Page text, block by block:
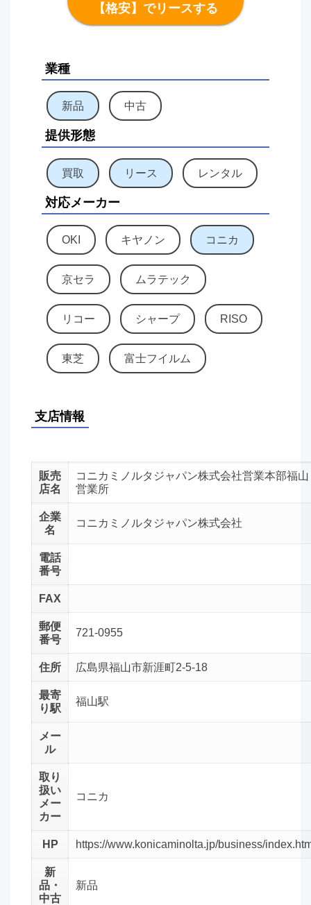
【格安】でリースする
業種
新品 中古
提供形態
買取 リース レンタル
対応メーカー
OKI キヤノン コニカ
京セラ ムラテック
リコー シャープ RISO
東芝 富士フイルム
支店情報
販売
店名
コニカミノルタジャパン株式会社営業本部福山
営業所
企業
名
コニカミノルタジャパン株式会社
電話
番号
FAX
郵便
番号
721-0955
住所 広島県福山市新涯町2-5-18
最寄
り駅
福山駅
メー
ル
取り
扱い
メー
カー
コニカ
HP https://www.konicaminolta.jp/business/
新
品・
中古
新品